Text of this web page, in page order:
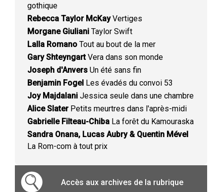
gothique
Rebecca Taylor McKayVertiges
Morgane Giuliani Taylor Swift
Lalla Romano Tout au bout de la mer
Gary ShteyngartVera dans son monde
Joseph d'Anvers Un été sans fin
Benjamin Fogel Les évadés du convoi 53
Joy Majdalani Jessica seule dans une chambre
Alice SlaterPetits meurtres dans l'après-midi
Gabrielle Filteau-Chiba La forêt du Kamouraska
Sandra Onana, Lucas Aubry & Quentin Mével
La Rom-com à tout prix
Accès aux archives de la rubrique